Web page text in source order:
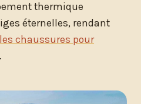
thermique
éternelles, rendant
chaussures pour
.